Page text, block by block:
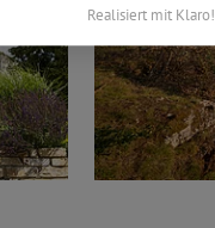
Realisiert mit Klaro!